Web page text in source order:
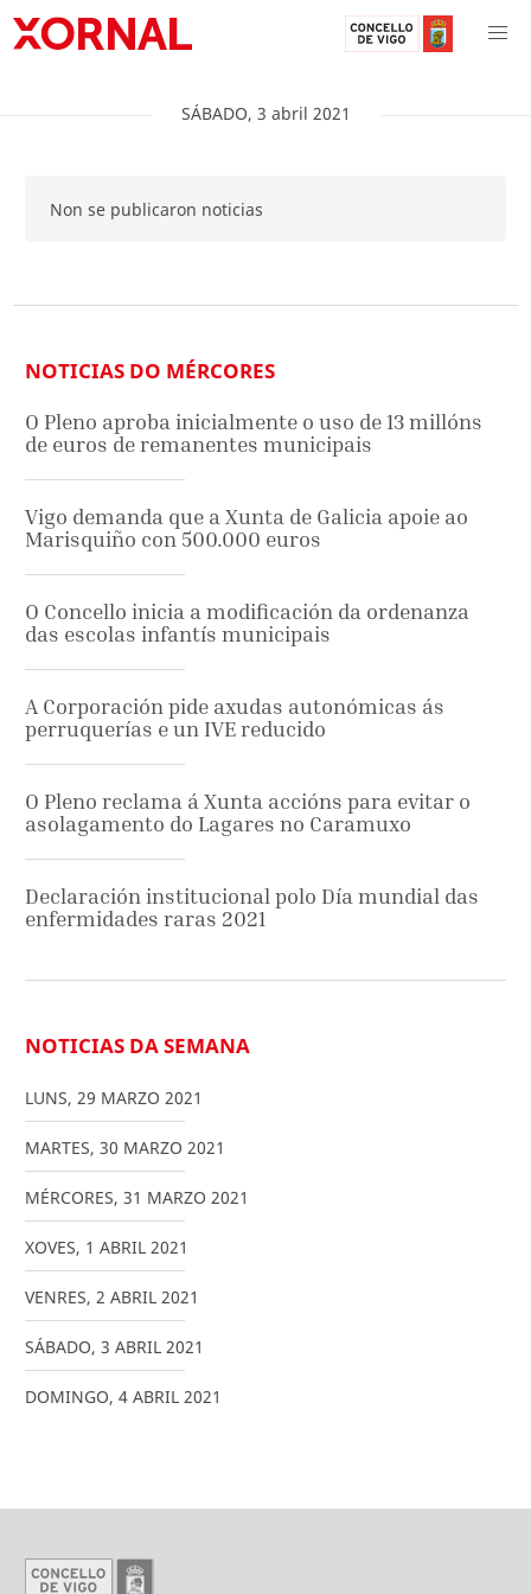
SÁBADO, 3 abril 2021
Non se publicaron noticias
NOTICIAS DO MÉRCORES
O Pleno aproba inicialmente o uso de 13 millóns
de euros de remanentes municipais
Vigo demanda que a Xunta de Galicia apoie ao
Marisquiño con 500.000 euros
O Concello inicia a modificación da ordenanza
das escolas infantís municipais
A Corporación pide axudas autonómicas ás
perruquerías e un IVE reducido
O Pleno reclama á Xunta accións para evitar o
asolagamento do Lagares no Caramuxo
Declaración institucional polo Día mundial das
enfermidades raras 2021
NOTICIAS DA SEMANA
LUNS, 29 MARZO 2021
MARTES, 30 MARZO 2021
MÉRCORES, 31 MARZO 2021
XOVES, 1 ABRIL 2021
VENRES, 2 ABRIL 2021
SÁBADO, 3 ABRIL 2021
DOMINGO, 4 ABRIL 2021